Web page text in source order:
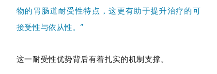
物的胃肠道耐受性特点，这更有助于提升治疗的可
接受性与依从性。”
这一耐受性优势背后有着扎实的机制支撑。